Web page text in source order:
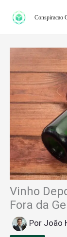
para
conteúdo
Conspiracao
Vinho
Fora da
Por João